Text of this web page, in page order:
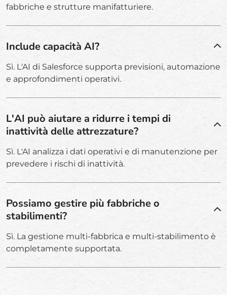
fabbriche e strutture manifatturiere.
Include capacità AI?
Sì. L'AI di Salesforce supporta previsioni, automazione
e approfondimenti operativi.
L'AI può aiutare a ridurre i tempi di
inattività delle attrezzature?
Sì. L'AI analizza i dati operativi e di manutenzione per
prevedere i rischi di inattività.
Possiamo gestire più fabbriche o
stabilimenti?
Sì. La gestione multi-fabbrica e multi-stabilimento è
completamente supportata.